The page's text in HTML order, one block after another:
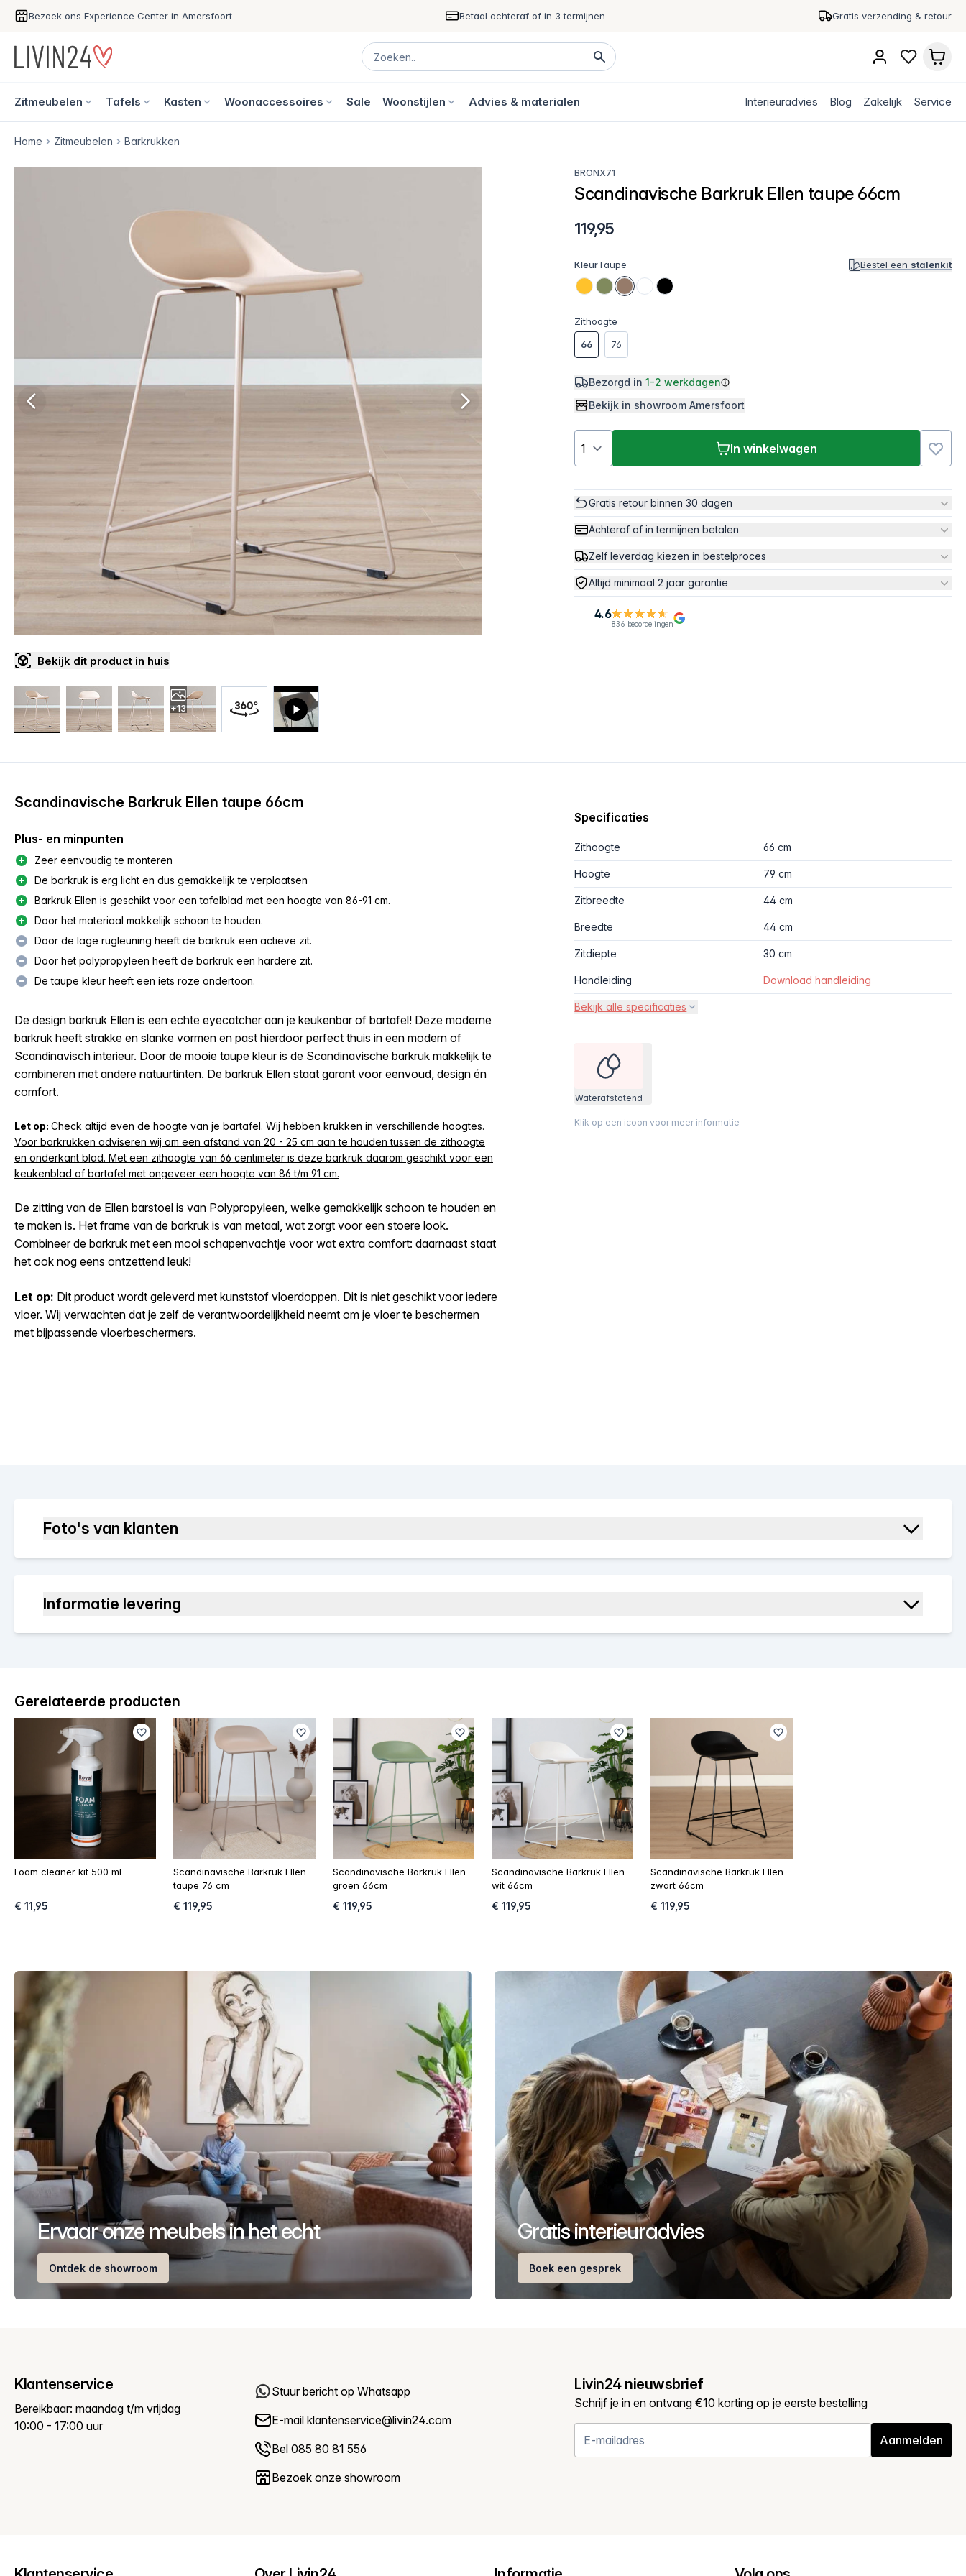
Bezoek ons Experience Center in Amersfoort Betaal achteraf of in 3 termijnen Gratis verzending & retour
Zitmeubelen Tafels Kasten Woonaccessoires Sale Woonstijlen Advies & materialen Interieuradvies Blog Zakelijk Service
Home Zitmeubelen Barkrukken
Bekijk dit product in huis
+13
BRONX71
Scandinavische Barkruk Ellen taupe 66cm
119,95
KleurTaupe Bestel een stalenkit
Zithoogte
66
76
Bezorgd in 1-2 werkdagen
Bekijk in showroomAmersfoort
In winkelwagen
Gratis retour binnen 30 dagen
Achteraf of in termijnen betalen
Zelf leverdag kiezen in bestelproces
Altijd minimaal 2 jaar garantie
4.6
836 beoordelingen
Scandinavische Barkruk Ellen taupe 66cm
Plus- en minpunten
Zeer eenvoudig te monteren
De barkruk is erg licht en dus gemakkelijk te verplaatsen
Barkruk Ellen is geschikt voor een tafelblad met een hoogte van 86-91 cm.
Door het materiaal makkelijk schoon te houden.
Door de lage rugleuning heeft de barkruk een actieve zit.
Door het polypropyleen heeft de barkruk een hardere zit.
De taupe kleur heeft een iets roze ondertoon.
De design barkruk Ellen is een echte eyecatcher aan je keukenbar of bartafel! Deze moderne
barkruk heeft strakke en slanke vormen en past hierdoor perfect thuis in een modern of
Scandinavisch interieur. Door de mooie taupe kleur is de Scandinavische barkruk makkelijk te
combineren met andere natuurtinten. De barkruk Ellen staat garant voor eenvoud, design én
comfort.
Let op: Check altijd even de hoogte van je bartafel. Wij hebben krukken in verschillende hoogtes.
Voor barkrukken adviseren wij om een afstand van 20 - 25 cm aan te houden tussen de zithoogte
en onderkant blad. Met een zithoogte van 66 centimeter is deze barkruk daarom geschikt voor een
keukenblad of bartafel met ongeveer een hoogte van 86 t/m 91 cm.
De zitting van de Ellen barstoel is van Polypropyleen, welke gemakkelijk schoon te houden en
te maken is. Het frame van de barkruk is van metaal, wat zorgt voor een stoere look.
Combineer de barkruk met een mooi schapenvachtje voor wat extra comfort: daarnaast staat
het ook nog eens ontzettend leuk!
Let op: Dit product wordt geleverd met kunststof vloerdoppen. Dit is niet geschikt voor iedere
vloer. Wij verwachten dat je zelf de verantwoordelijkheid neemt om je vloer te beschermen
met bijpassende vloerbeschermers.
Specificaties
Zithoogte 66 cm
Hoogte 79 cm
Zitbreedte 44 cm
Breedte 44 cm
Zitdiepte 30 cm
Handleiding Download handleiding
Bekijk alle specificaties
Waterafstotend
Klik op een icoon voor meer informatie
Foto's van klanten
Informatie levering
Gerelateerde producten
Foam cleaner kit 500 ml
€ 11,95
Scandinavische Barkruk Ellen
taupe 76 cm
€ 119,95
Scandinavische Barkruk Ellen
groen 66cm
€ 119,95
Scandinavische Barkruk Ellen
wit 66cm
€ 119,95
Scandinavische Barkruk Ellen
zwart 66cm
€ 119,95
Ervaar onze meubels in het echt
Ontdek de showroom
Gratis interieuradvies
Boek een gesprek
Klantenservice
Bereikbaar: maandag t/m vrijdag
10:00 - 17:00 uur
Stuur bericht op Whatsapp
E-mail klantenservice@livin24.com
Bel 085 80 81 556
Bezoek onze showroom
Livin24 nieuwsbrief
Schrijf je in en ontvang €10 korting op je eerste bestelling
Aanmelden